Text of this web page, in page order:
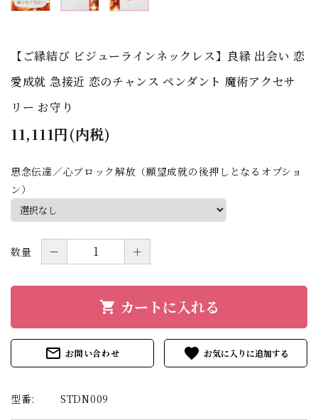
【ご縁結び ビジューラインネックレス】良縁 出会い 恋
愛成就 急接近 恋のチャンス ペンダント 魔術アクセサ
リー お守り
11,111円(内税)
思念伝達／心ブロック解放（願望成就の後押しとなるオプショ
ン）
数量 － ＋
shopping_cart カートに入れる
mail_outline お問い合わせ favorite
型番: STDN009